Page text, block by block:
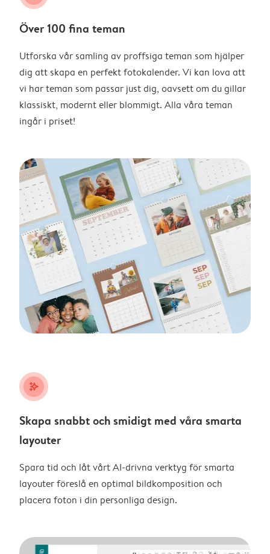
Över 100 fina teman
Utforska vår samling av proffsiga teman som hjälper
dig att skapa en perfekt fotokalender. Vi kan lova att
vi har teman som passar just dig, oavsett om du gillar
klassiskt, modernt eller blommigt. Alla våra teman
ingår i priset!
stars_plus
Skapa snabbt och smidigt med våra smarta
layouter
Spara tid och låt vårt AI-drivna verktyg för smarta
layouter föreslå en optimal bildkomposition och
placera foton i din personliga design.